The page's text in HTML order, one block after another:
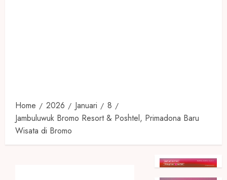
Home 2026 Januari
8
Jambuluwuk Bromo Resort & Poshtel, Primadona Baru
Wisata di Bromo